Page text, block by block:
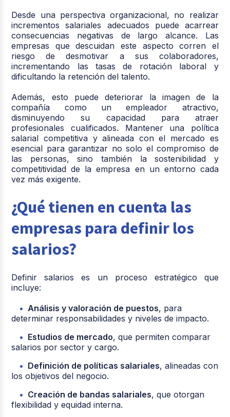
Desde una perspectiva organizacional, no realizar
incrementos salariales adecuados puede acarrear
consecuencias negativas de largo alcance. Las
empresas que descuidan este aspecto corren el
riesgo de desmotivar a sus colaboradores,
incrementando las tasas de rotación laboral y
dificultando la retención del talento.
Además, esto puede deteriorar la imagen de la
compañía como un empleador atractivo,
disminuyendo su capacidad para atraer
profesionales cualificados. Mantener una política
salarial competitiva y alineada con el mercado es
esencial para garantizar no solo el compromiso de
las personas, sino también la sostenibilidad y
competitividad de la empresa en un entorno cada
vez más exigente.
¿Qué tienen en cuenta las
empresas para definir los
salarios?
Definir salarios es un proceso estratégico que
incluye:
Análisis y valoración de puestos, para
determinar responsabilidades y niveles de impacto.
Estudios de mercado, que permiten comparar
salarios por sector y cargo.
Definición de políticas salariales, alineadas con
los objetivos del negocio.
Creación de bandas salariales, que otorgan
flexibilidad y equidad interna.